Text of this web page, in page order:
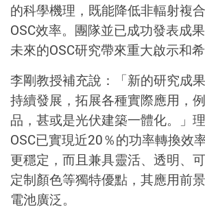
的科學機理，既能降低非輻射複
OSC效率。團隊並已成功發表成
未來的OSC研究帶來重大啟示和希
李剛教授補充說：「新的研究成
持續發展，拓展各種實際應用，
品，甚或是光伏建築一體化。」
OSC已實現近20％的功率轉換效
更穩定，而且兼具靈活、透明、
定制顏色等獨特優點，其應用前
電池廣泛。